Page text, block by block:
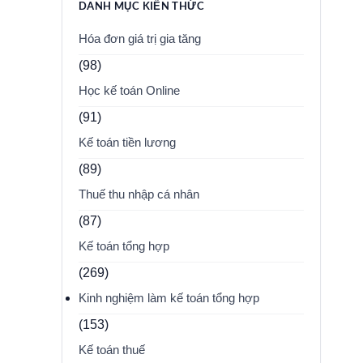
DANH MỤC KIẾN THỨC
Hóa đơn giá trị gia tăng
(98)
Học kế toán Online
(91)
Kế toán tiền lương
(89)
Thuế thu nhập cá nhân
(87)
Kế toán tổng hợp
(269)
Kinh nghiệm làm kế toán tổng hợp
(153)
Kế toán thuế